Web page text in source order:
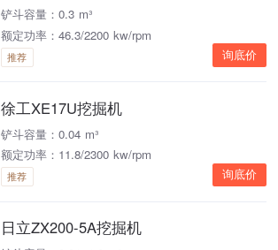
铲斗容量：0.3 m³
额定功率：46.3/2200 kw/rpm
推荐 询底价
徐工XE17U挖掘机
铲斗容量：0.04 m³
额定功率：11.8/2300 kw/rpm
推荐 询底价
日立ZX200-5A挖掘机